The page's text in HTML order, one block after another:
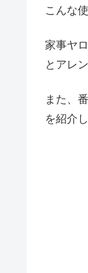
こんな
家事ヤ
とアレ
また、
を紹介